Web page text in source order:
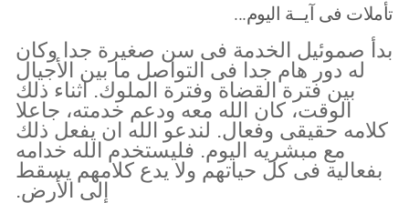
تأملات فى آيــة اليوم...
بدأ صموئيل الخدمة فى سن صغيرة جدا وكان
له دور هام جدا فى التواصل ما بين الأجيال
بين فترة القضاة وفترة الملوك. اثناء ذلك
الوقت، كان الله معه ودعم خدمته، جاعلا
كلامه حقيقى وفعال. لندعو الله ان يفعل ذلك
مع مبشريه اليوم. فليستخدم الله خدامه
بفعالية فى كل حياتهم ولا يدع كلامهم يسقط
إلى الأرض.